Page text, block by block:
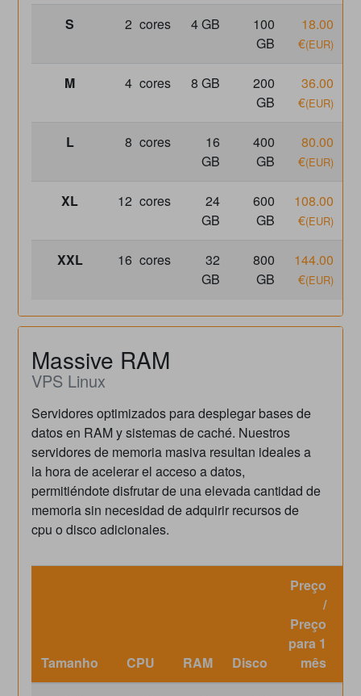
S 2 cores 4 GB
100
GB
18.00
€(EUR)
M 4 cores 8 GB
200
GB
36.00
€(EUR)
L 8 cores
16
GB
400
GB
80.00
€(EUR)
XL 12 cores
24
GB
600
GB
108.00
€(EUR)
XXL 16 cores
32
GB
800
GB
144.00
€(EUR)
Massive RAM
VPS Linux
Servidores optimizados para desplegar bases de
datos en RAM y sistemas de caché. Nuestros
servidores de memoria masiva resultan ideales a
la hora de acelerar el acceso a datos,
permitiéndote disfrutar de una elevada cantidad de
memoria sin necesidad de adquirir recursos de
cpu o disco adicionales.
Tamanho CPU RAM Disco
Preço
/
Preço
para 1
mês